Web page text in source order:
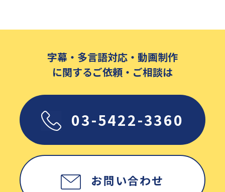
字幕・多言語対応・動画制作
に関するご依頼・ご相談は
03-5422-3360
お問い合わせ